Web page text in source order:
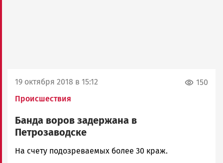
19 октября 2018 в 15:12
Происшествия
150
Банда воров задержана в
Петрозаводске
Юрий
На счету подозреваемых более 30 краж.